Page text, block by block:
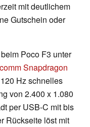
mit deutlichem
Gutschein oder
Poco F3 unter
Snapdragon
Hz schnelles
von 2.400 x 1.080
per USB-C mit bis
Rückseite löst mit